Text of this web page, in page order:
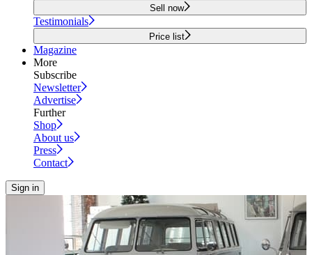
Sell now
Testimonials
Price list
Magazine
More
Subscribe
Newsletter
Advertise
Further
Shop
About us
Press
Contact
Sign in